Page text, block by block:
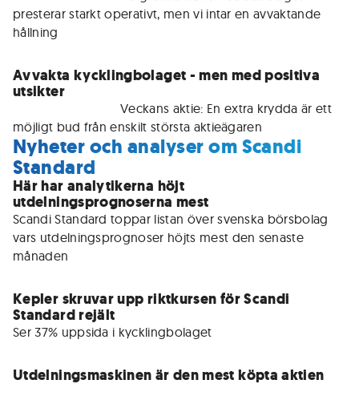
presterar starkt operativt, men vi intar en avvaktande
hållning
Avvakta kycklingbolaget - men med positiva
utsikter
För medlemmar • Veckans aktie: En extra krydda är ett
möjligt bud från enskilt största aktieägaren
Nyheter och analyser om Scandi
Standard
Här har analytikerna höjt
utdelningsprognoserna mest
Scandi Standard toppar listan över svenska börsbolag
vars utdelningsprognoser höjts mest den senaste
månaden
Kepler skruvar upp riktkursen för Scandi
Standard rejält
Ser 37% uppsida i kycklingbolaget
Utdelningsmaskinen är den mest köpta aktien